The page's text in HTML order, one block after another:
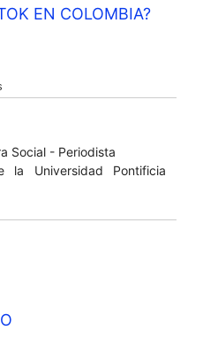
EN COLOMBIA?
Social - Periodista
la Universidad Pontificia